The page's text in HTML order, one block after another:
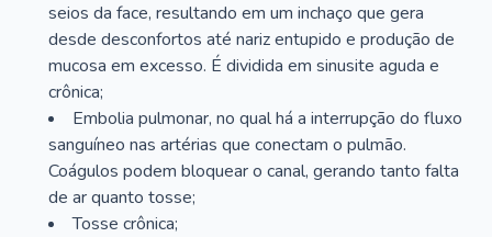
seios da face, resultando em um inchaço que gera
desde desconfortos até nariz entupido e produção de
mucosa em excesso. É dividida em sinusite aguda e
crônica;
Embolia pulmonar, no qual há a interrupção do fluxo
sanguíneo nas artérias que conectam o pulmão.
Coágulos podem bloquear o canal, gerando tanto falta
de ar quanto tosse;
Tosse crônica;